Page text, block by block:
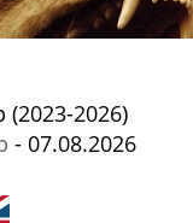
2026)
- 07.08.2026